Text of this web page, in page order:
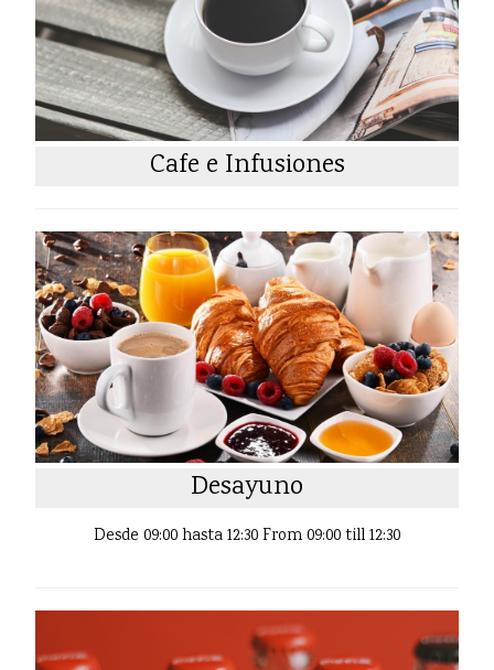
Cafe e Infusiones
Desayuno
Desde 09:00 hasta 12:30 From 09:00 till 12:30